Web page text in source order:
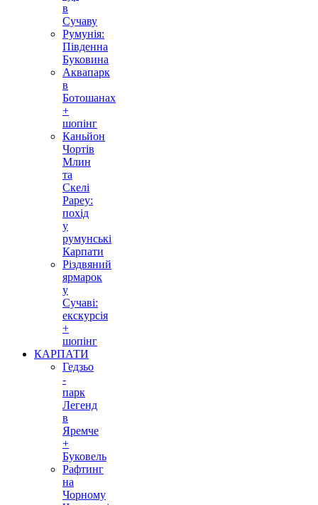
в
Сучаву
Румунія:
Південна
Буковина
Аквапарк
в
Ботошанах
+
шопінг
Каньйон
Чортів
Млин
та
Скелі
Рареу:
похід
у
румунські
Карпати
Різдвяний
ярмарок
у
Сучаві:
екскурсія
+
шопінг
КАРПАТИ
Гедзьо
-
парк
Легенд
в
Яремче
+
Буковель
Рафтинг
на
Чорному